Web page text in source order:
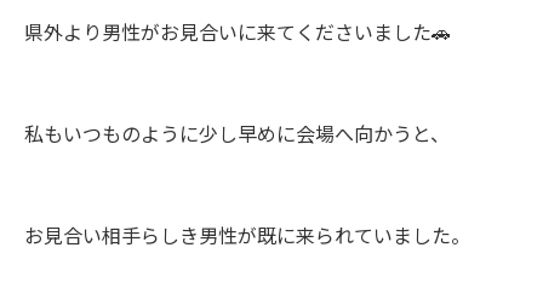
県外より男性がお見合いに来てくださいました🚗
私もいつものように少し早めに会場へ向かうと、
お見合い相手らしき男性が既に来られていました。